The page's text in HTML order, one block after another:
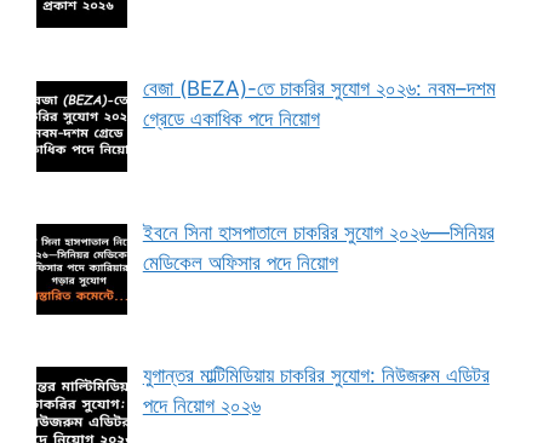
বেজা (BEZA)-তে চাকরির সুযোগ ২০২৬: নবম–দশম
গ্রেডে একাধিক পদে নিয়োগ
ইবনে সিনা হাসপাতালে চাকরির সুযোগ ২০২৬—সিনিয়র
মেডিকেল অফিসার পদে নিয়োগ
যুগান্তর মাল্টিমিডিয়ায় চাকরির সুযোগ: নিউজরুম এডিটর
পদে নিয়োগ ২০২৬